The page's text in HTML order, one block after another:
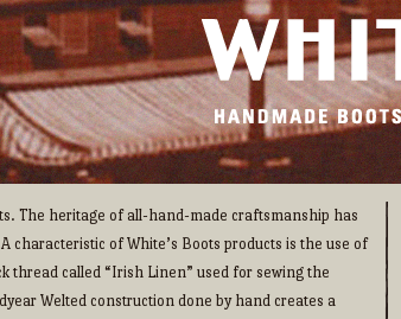
The heritage of all-hand-made craftsmanship has
characteristic of White’s Boots products is the use of
thread called “Irish Linen” used for sewing the
Welted construction done by hand creates a